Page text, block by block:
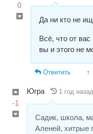
0
Да ни кто не
Всё, что от
вы и этого не
Ответить ↑
-1
Югра 1 год назад
Садик, школа,
Аленей, хитрые